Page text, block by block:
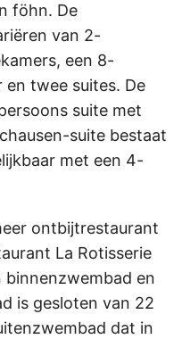
föhn. De
van 2-
een 8-
twee suites. De
suite met
suite bestaat
met een 4-
ontbijtrestaurant
La Rotisserie
binnenzwembad en
is gesloten van 22
dat in